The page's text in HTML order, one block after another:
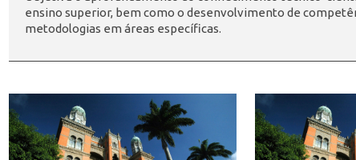
ensino superior, bem como o desenvolvimento de
metodologias em áreas específicas.